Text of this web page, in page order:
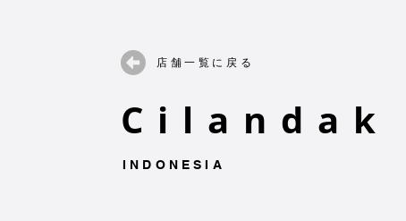
Cilandak
INDONESIA
店舗一覧に戻る